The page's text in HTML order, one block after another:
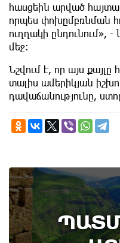
հասցեին արված
որպես փոխըմբռնման
ուղղակի ընդունում», -
մեջ։
Նշվում է, որ այս
տալիս ամերիկյան
դավաճանությունը,
8th
Տեղի է
պատմության